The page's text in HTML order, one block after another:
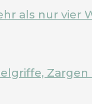
als nur vier